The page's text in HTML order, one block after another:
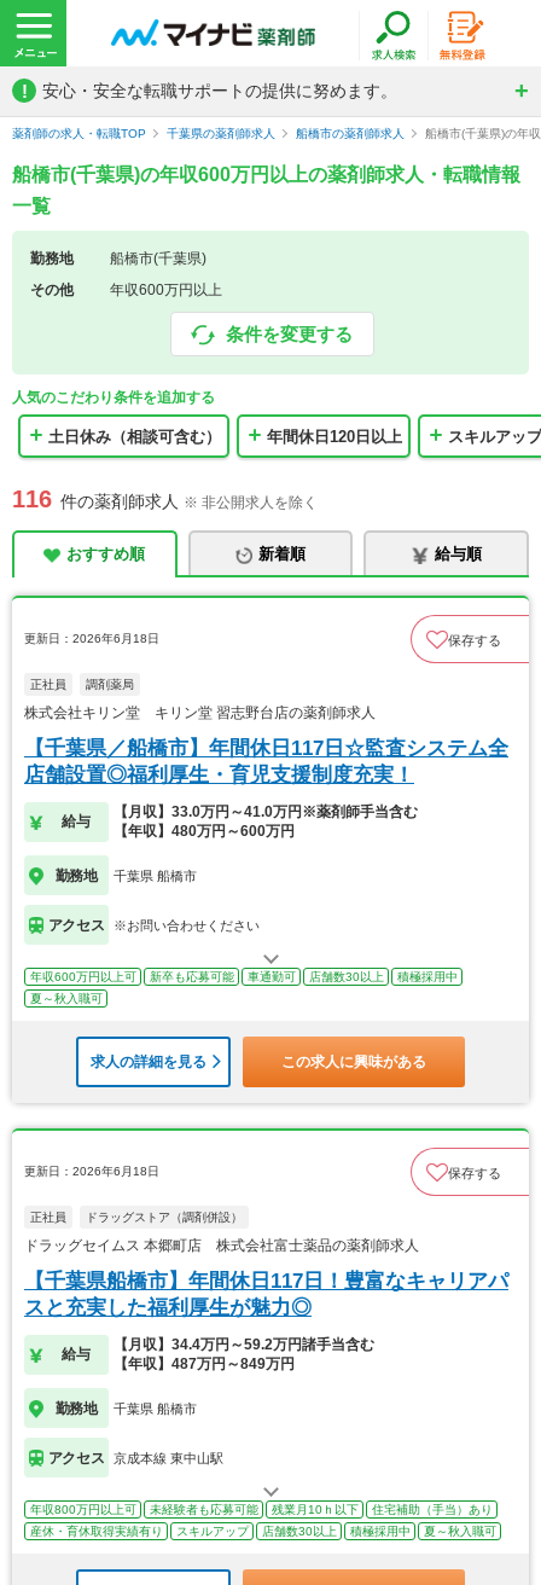
! 安心・安全な転職サポートの提供に努めます。
薬剤師の求人・転職TOP 千葉県の薬剤師求人 船橋市の薬剤師求人 船橋市(千葉県)の年
船橋市(千葉県)の年収600万円以上の薬剤師求人・転職情報
一覧
勤務地
船橋市(千葉県)
その他
年収600万円以上
条件を変更する
人気のこだわり条件を追加する
土日休み（相談可含む） 年間休日120日以上 スキルアップ
116 件の薬剤師求人 ※ 非公開求人を除く
おすすめ順 新着順 給与順
更新日：2026年6月18日 保存する
正社員 調剤薬局
株式会社キリン堂 キリン堂 習志野台店の薬剤師求人
【千葉県／船橋市】年間休日117日☆監査システム全
店舗設置◎福利厚生・育児支援制度充実！
給与
【月収】33.0万円～41.0万円※薬剤師手当含む
【年収】480万円～600万円
勤務地 千葉県 船橋市
アクセス ※お問い合わせください
年収600万円以上可 新卒も応募可能 車通勤可 店舗数30以上
積極採用中
夏～秋入職可
求人の詳細を見る この求人に興味がある
更新日：2026年6月18日 保存する
正社員 ドラッグストア（調剤併設）
ドラッグセイムス 本郷町店 株式会社富士薬品の薬剤師求人
【千葉県船橋市】年間休日117日！豊富なキャリアパ
スと充実した福利厚生が魅力◎
給与
【月収】34.4万円～59.2万円諸手当含む
【年収】487万円～849万円
勤務地 千葉県 船橋市
アクセス 京成本線 東中山駅
年収800万円以上可 未経験者も応募可能 残業月10ｈ以下
住宅補助（手当）あり
産休・育休取得実績有り
スキルアップ 店舗数30以上 積極採用中 夏～秋入職可